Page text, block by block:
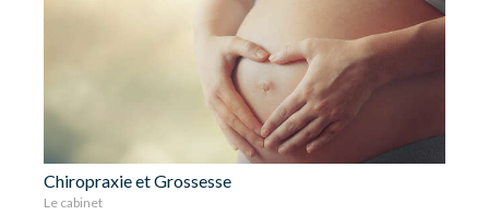
Chiropraxie et Grossesse
Le cabinet